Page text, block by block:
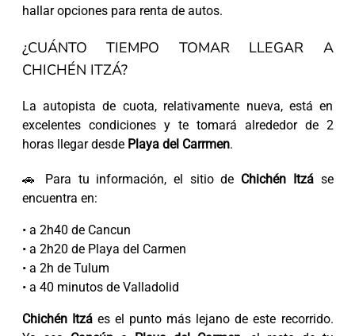
hallar opciones para renta de autos.
¿CUÁNTO TIEMPO TOMAR LLEGAR A
CHICHÉN ITZÁ?
La autopista de cuota, relativamente nueva, está en
excelentes condiciones y te tomará alrededor de 2
horas llegar desde Playa del Carrmen.
🚗 Para tu información, el sitio de Chichén Itzáse
encuentra en:
• a 2h40 de Cancun
• a 2h20 de Playa del Carmen
• a 2h de Tulum
• a 40 minutos de Valladolid
Chichén Itzáes el punto más lejano de este recorrido.